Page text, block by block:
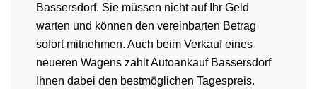
Bassersdorf. Sie müssen nicht auf Ihr Geld
warten und können den vereinbarten Betrag
sofort mitnehmen. Auch beim Verkauf eines
neueren Wagens zahlt Autoankauf Bassersdorf
Ihnen dabei den bestmöglichen Tagespreis.